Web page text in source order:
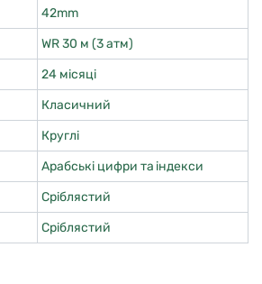
42mm
WR 30 м (3 атм)
24 місяці
Класичний
Круглі
Арабські цифри та індекси
Сріблястий
Сріблястий